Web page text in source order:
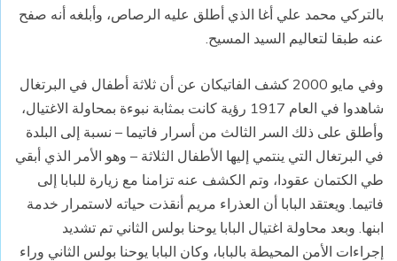
بالتركي محمد علي أغا الذي أطلق عليه الرصاص، وأبلغه أنه صفح
عنه طبقا لتعاليم السيد المسيح.
وفي مايو 2000 كشف الفاتيكان عن أن ثلاثة أطفال في البرتغال
شاهدوا في العام 1917 رؤية كانت بمثابة نبوءة بمحاولة الاغتيال،
وأطلق على ذلك السر الثالث من أسرار فاتيما – نسبة إلى البلدة
في البرتغال التي ينتمي إليها الأطفال الثلاثة – وهو الأمر الذي أبقي
طي الكتمان عقودا، وتم الكشف عنه تزامنا مع زيارة للبابا إلى
فاتيما. ويعتقد البابا أن العذراء مريم أنقذت حياته لاستمرار خدمة
ابنها. وبعد محاولة اغتيال البابا يوحنا بولس الثاني تم تشديد
إجراءات الأمن المحيطة بالبابا، وكان البابا يوحنا بولس الثاني وراء